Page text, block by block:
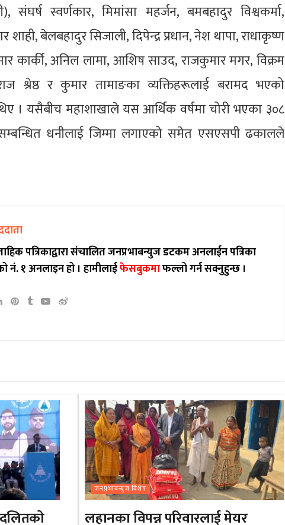
संघर्ष स्वर्णकार, मिमांसा महर्जन, बमबहादुर विश्वकर्मा,
शाही, बेलबहादुर सिजाली, दिपेन्द्र प्रधान, नेश थापा, राधाकृष्ण
कार्की, अनिल लामा, आशिष साउद, राजकुमार मगर, विक्रम
श्रेष्ठ र कुमार तामाङका व्यक्तिहरूलाई बरामद भएको
। यसैबीच महाशाखाले यस आर्थिक वर्षमा चोरी भएका ३०८
धनीलाई जिम्मा लगाएको समेत एसएसपी ढकालले
पत्रिकाद्वारा संचालित जनप्रभाबन्युज डटकम अनलाईन पत्रिका
नं. १ अनलाइन हो ।हामीलाईफेसबुकमाफल्लो गर्न सक्नुहुन्छ ।
जनप्रभाबन्युज विशेष
लहानका विपन्न परिवारलाई मेयर